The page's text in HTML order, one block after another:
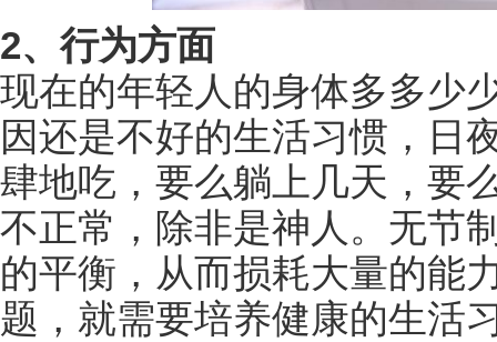
2、行为方面
现在的年轻人的身体多多少
因还是不好的生活习惯，日
肆地吃，要么躺上几天，要
不正常，除非是神人。无节
的平衡，从而损耗大量的能
题，就需要培养健康的生活